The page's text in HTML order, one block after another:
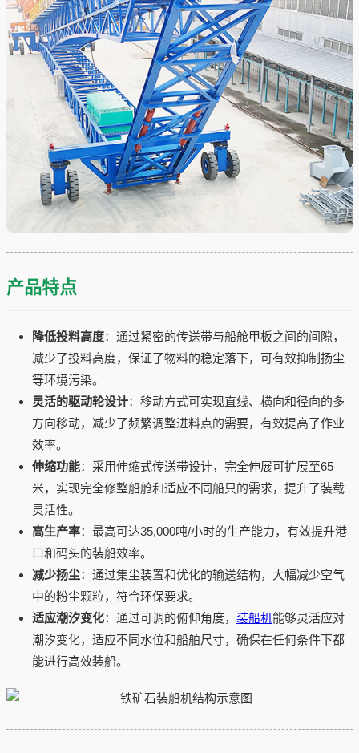
产品特点
降低投料高度：通过紧密的传送带与船舱甲板之间的间隙，
减少了投料高度，保证了物料的稳定落下，可有效抑制扬尘
等环境污染。
灵活的驱动轮设计：移动方式可实现直线、横向和径向的多
方向移动，减少了频繁调整进料点的需要，有效提高了作业
效率。
伸缩功能：采用伸缩式传送带设计，完全伸展可扩展至65
米，实现完全修整船舱和适应不同船只的需求，提升了装载
灵活性。
高生产率：最高可达35,000吨/小时的生产能力，有效提升港
口和码头的装船效率。
减少扬尘：通过集尘装置和优化的输送结构，大幅减少空气
中的粉尘颗粒，符合环保要求。
适应潮汐变化：通过可调的俯仰角度， 装船机能够灵活应对
潮汐变化，适应不同水位和船舶尺寸，确保在任何条件下都
能进行高效装船。